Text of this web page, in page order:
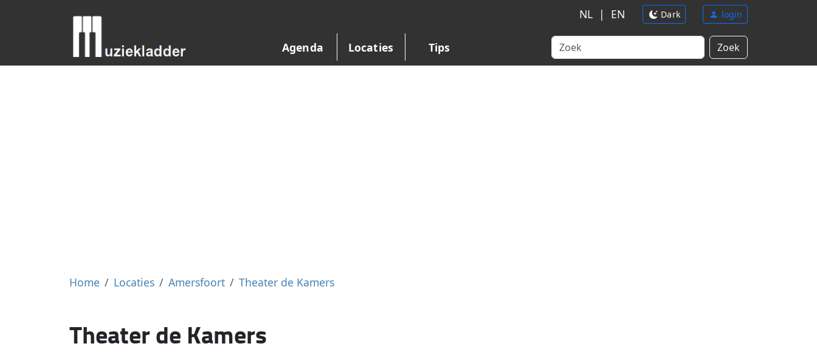
NL | EN Dark login
Agenda Locaties Tips Zoek
Home Locaties Amersfoort Theater de Kamers
Theater de Kamers